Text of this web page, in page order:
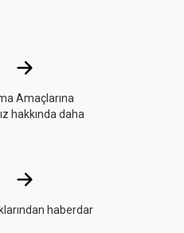
Haberler
Amaçlarına
hakkında daha
İş imkanları
haberdar